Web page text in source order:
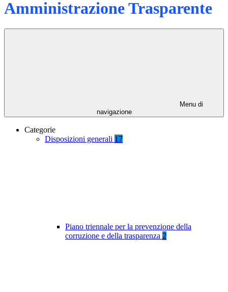
Amministrazione Trasparente
Menu di
navigazione
Categorie
Disposizioni generali 17
Piano triennale per la prevenzione della
corruzione e della trasparenza 2